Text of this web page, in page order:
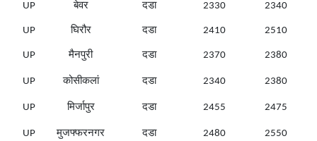
UP बेवर दडा 2330 2340
UP घिरौर दडा 2410 2510
UP मैनपुरी दडा 2370 2380
UP कोसीकलां दडा 2340 2380
UP मिर्जापुर दडा 2455 2475
UP मुजफ्फरनगर दडा 2480 2550